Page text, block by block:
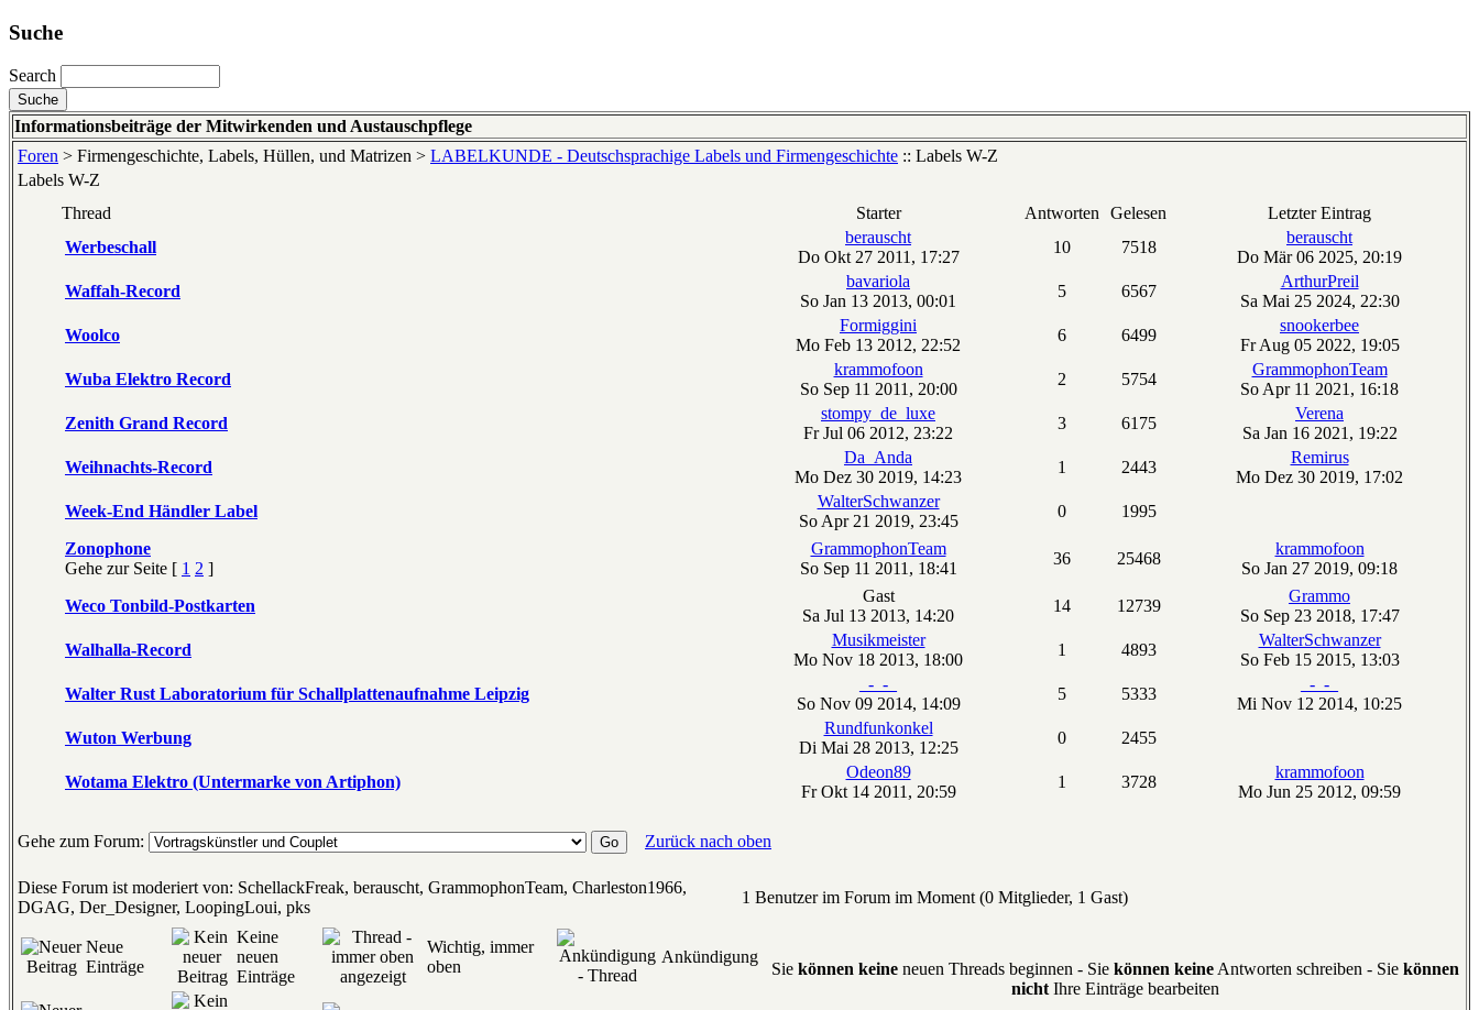
Suche
Search
Informationsbeiträge der Mitwirkenden und Austauschpflege
Foren > Firmengeschichte, Labels, Hüllen, und Matrizen > LABELKUNDE - Deutschsprachige Labels und Firmengeschichte :: Labels W-Z
Labels W-Z
Thread
Starter Antworten Gelesen
Letzter Eintrag
Werbeschall
berauscht
Do Okt 27 2011, 17:27
10 7518
berauscht
Do Mär 06 2025, 20:19
Waffah-Record
bavariola
So Jan 13 2013, 00:01
5 6567
ArthurPreil
Sa Mai 25 2024, 22:30
Woolco
Formiggini
Mo Feb 13 2012, 22:52
6 6499
snookerbee
Fr Aug 05 2022, 19:05
Wuba Elektro Record
krammofoon
So Sep 11 2011, 20:00
2 5754
GrammophonTeam
So Apr 11 2021, 16:18
Zenith Grand Record
stompy_de_luxe
Fr Jul 06 2012, 23:22
3 6175
Verena
Sa Jan 16 2021, 19:22
Weihnachts-Record
Da_Anda
Mo Dez 30 2019, 14:23
1 2443
Remirus
Mo Dez 30 2019, 17:02
Week-End Händler Label
WalterSchwanzer
So Apr 21 2019, 23:45
0
1995
Zonophone
Gehe zur Seite [ 1 2 ]
GrammophonTeam
So Sep 11 2011, 18:41
36 25468
krammofoon
So Jan 27 2019, 09:18
Weco Tonbild-Postkarten
Gast
Sa Jul 13 2013, 14:20
14 12739
Grammo
So Sep 23 2018, 17:47
Walhalla-Record
Musikmeister
Mo Nov 18 2013, 18:00
1 4893
WalterSchwanzer
So Feb 15 2015, 13:03
Walter Rust Laboratorium für Schallplattenaufnahme Leipzig
_-_-_
So Nov 09 2014, 14:09
5 5333
_-_-_
Mi Nov 12 2014, 10:25
Wuton Werbung
Rundfunkonkel
Di Mai 28 2013, 12:25
0 2455
Wotama Elektro (Untermarke von Artiphon)
Odeon89
Fr Okt 14 2011, 20:59
1 3728
krammofoon
Mo Jun 25 2012, 09:59
Gehe zum Forum: Zurück nach oben
Diese Forum ist moderiert von: SchellackFreak, berauscht, GrammophonTeam, Charleston1966,
DGAG, Der_Designer, LoopingLoui, pks
1 Benutzer im Forum im Moment (0 Mitglieder, 1 Gast)
Neue
Einträge
Keine
neuen
Einträge
Wichtig, immer
oben
Ankündigung
Sie können keine neuen Threads beginnen - Sie können keine Antworten schreiben - Sie können
nicht Ihre Einträge bearbeiten